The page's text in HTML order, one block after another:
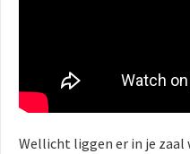
Wellicht liggen er in je zaal